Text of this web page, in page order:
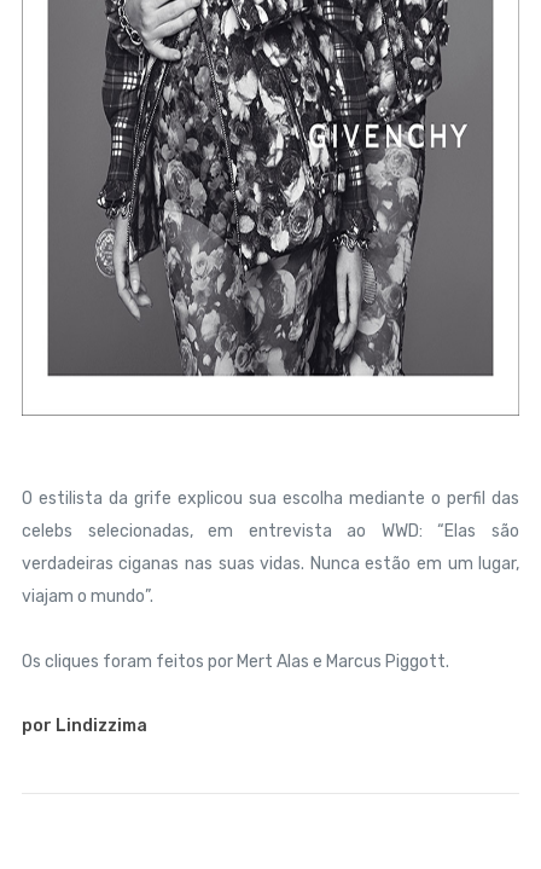
O estilista da grife explicou sua escolha mediante o perfil das
celebs selecionadas, em entrevista ao WWD: “Elas são
verdadeiras ciganas nas suas vidas. Nunca estão em um lugar,
viajam o mundo”.
Os cliques foram feitos por Mert Alas e Marcus Piggott.
por Lindizzima